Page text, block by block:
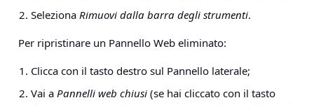
Seleziona Rimuovi dalla barra degli strumenti.
Per ripristinare un Pannello Web eliminato:
Clicca con il tasto destro sul Pannello laterale;
Vai a Pannelli web chiusi (se hai cliccato con il tasto